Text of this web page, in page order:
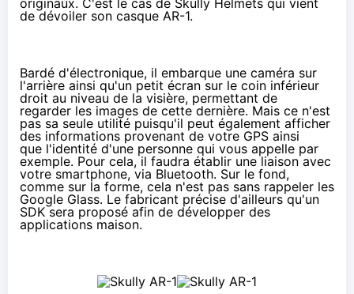
originaux. C'est le cas de Skully Helmets qui vient
de dévoiler son casque AR-1.
Bardé d'électronique, il embarque une caméra sur
l'arrière ainsi qu'un petit écran sur le coin inférieur
droit au niveau de la visière, permettant de
regarder les images de cette dernière. Mais ce n'est
pas sa seule utilité puisqu'il peut également afficher
des informations provenant de votre GPS ainsi
que l'identité d'une personne qui vous appelle par
exemple. Pour cela, il faudra établir une liaison avec
votre smartphone, via Bluetooth. Sur le fond,
comme sur la forme, cela n'est pas sans rappeler les
Google Glass. Le fabricant précise d'ailleurs qu'un
SDK sera proposé afin de développer des
applications maison.